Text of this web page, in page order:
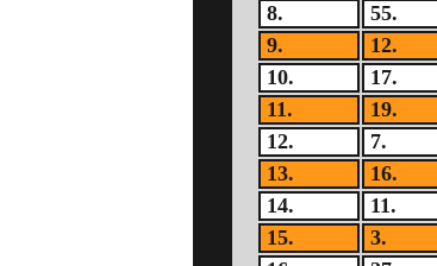
8.
55.
9.
12.
10.
17.
11.
19.
12.
7.
13.
16.
14.
11.
15.
3.